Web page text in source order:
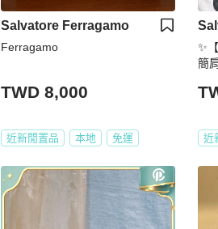
Salvatore Ferragamo
Ferragamo
TWD 8,000
近新閒置品 本地 免運
✨
簡
近